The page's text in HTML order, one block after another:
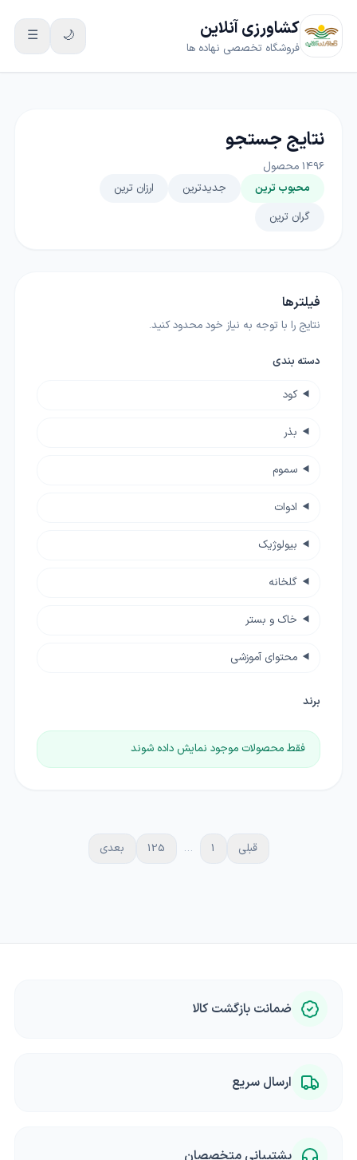
کشاورزی آنلاین
فروشگاه تخصصی نهاده ها
🌙
☰
نتایج جستجو
1496محصول
محبوب ترین
جدیدترین
ارزان ترین
گران ترین
فیلترها
نتایج را با توجه به نیاز خود محدود کنید.
دسته بندی
کود
بذر
سموم
ادوات
بیولوژیک
گلخانه
خاک و بستر
محتوای آموزشی
برند
فقط محصولات موجود نمایش داده شوند
قبلی 1
…
125 بعدی
ضمانت بازگشت کالا
ارسال سریع
پشتیبانی متخصصان